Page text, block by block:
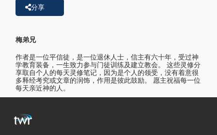
分享
梅弟兄
作者是一位平信徒，是一位退休人士，信主有六十年，受过神
学教育装备，一生致力参与门徒训练及建立教会。 这些灵修分
享取自个人的每天灵修笔记，因为是个人的领受，没有着意很
多释经考究或文章的润饰，作用是彼此鼓励。 愿主祝福每一位
每天亲近神的人。